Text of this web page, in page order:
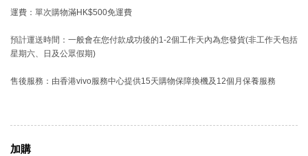
運費：單次購物滿HK$500免運費
預計運送時間：一般會在您付款成功後的1-2個工作天內為您發貨(非工作天包括
星期六、日及公眾假期)
售後服務：由香港vivo服務中心提供15天購物保障換機及12個月保養服務
加購